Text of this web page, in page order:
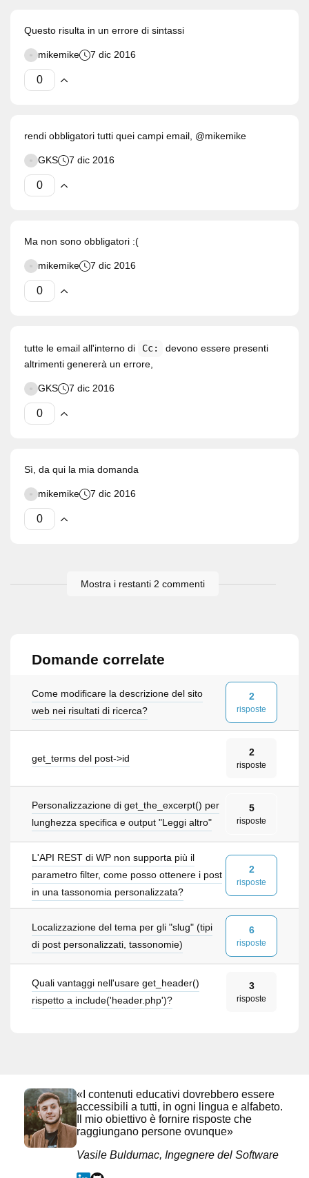
Questo risulta in un errore di sintassi
mikemike 7 dic 2016
rendi obbligatori tutti quei campi email, @mikemike
GKS 7 dic 2016
Ma non sono obbligatori :(
mikemike 7 dic 2016
tutte le email all'interno di Cc:
devono essere presenti
altrimenti genererà un errore,
GKS 7 dic 2016
Sì, da qui la mia domanda
mikemike 7 dic 2016
Mostra i restanti 2 commenti
Domande correlate
Come modificare la descrizione del sito
web nei risultati di ricerca?
2
risposte
get_terms del post->id
2
risposte
Personalizzazione di get_the_excerpt() per
lunghezza specifica e output "Leggi altro"
5
risposte
L'API REST di WP non supporta più il
parametro filter, come posso ottenere i post
in una tassonomia personalizzata?
2
risposte
Localizzazione del tema per gli "slug" (tipi
di post personalizzati, tassonomie)
6
risposte
Quali vantaggi nell'usare get_header()
rispetto a include('header.php')?
3
risposte
«I contenuti educativi dovrebbero essere
accessibili a tutti, in ogni lingua e alfabeto.
Il mio obiettivo è fornire risposte che
raggiungano persone ovunque»
Vasile Buldumac, Ingegnere del Software